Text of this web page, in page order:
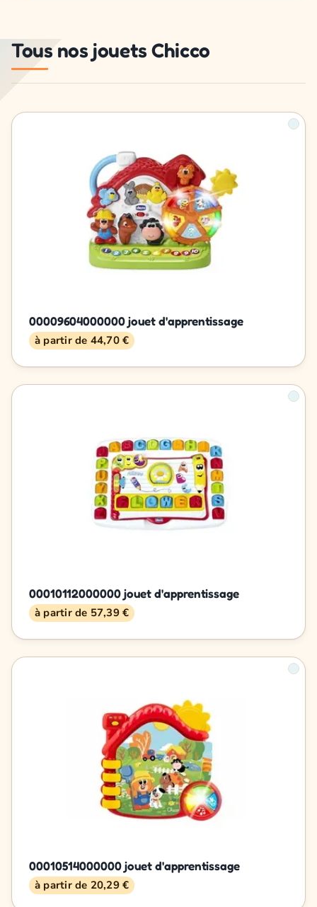
Tous nos jouets Chicco
00009604000000 jouet d'apprentissage
à partir de 44,70 €
00010112000000 jouet d'apprentissage
à partir de 57,39 €
00010514000000 jouet d'apprentissage
à partir de 20,29 €